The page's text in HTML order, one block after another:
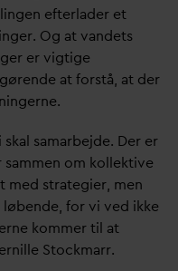
efterlader et
Og at vandets
er vigtige
at forstå, at der
samarbejde. Der er
om kollektive
med strategier, men
for vi ved ikke
kommer til at
Stockmarr.